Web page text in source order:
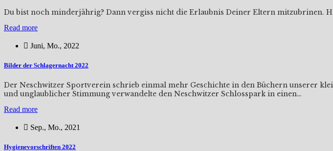
Du bist noch minderjährig? Dann vergiss nicht die Erlaubnis Deiner Eltern mitzubrinen.
Read more
Juni, Mo., 2022
Bilder der Schlagernacht 2022
Der Neschwitzer Sportverein schrieb einmal mehr Geschichte in den Büchern unserer
und unglaublicher Stimmung verwandelte den Neschwitzer Schlosspark in einen…
Read more
Sep., Mo., 2021
Hygienevorschriften 2022